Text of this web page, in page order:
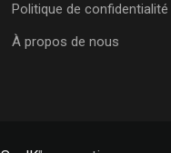
Politique de confidentialité
À propos de nous